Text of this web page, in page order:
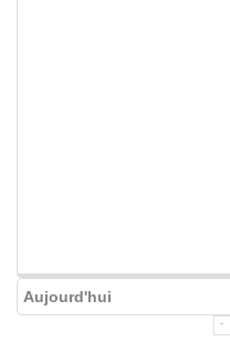
Aujourd'hui